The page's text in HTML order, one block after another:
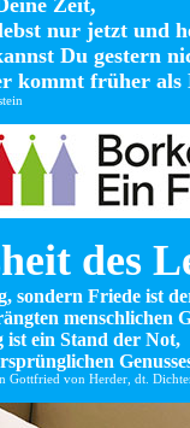
nur jetzt und
Du gestern
kommt früher als
des
sondern Friede ist
menschlichen
ist ein Stand der Not,
Gottfried von Herder, dt.